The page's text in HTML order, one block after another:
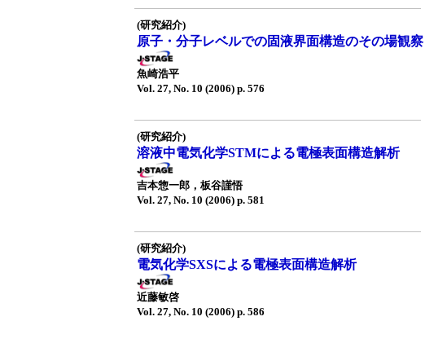
(研究紹介)
原子・分子レベルでの固液界面構造のその場観察
魚崎浩平
Vol. 27, No. 10 (2006) p. 576
(研究紹介)
溶液中電気化学STMによる電極表面構造解析
吉本惣一郎，板谷謹悟
Vol. 27, No. 10 (2006) p. 581
(研究紹介)
電気化学SXSによる電極表面構造解析
近藤敏啓
Vol. 27, No. 10 (2006) p. 586